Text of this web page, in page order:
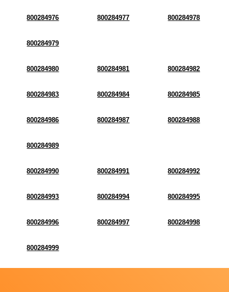
800284976 800284977 800284978
800284979
800284980 800284981 800284982
800284983 800284984 800284985
800284986 800284987 800284988
800284989
800284990 800284991 800284992
800284993 800284994 800284995
800284996 800284997 800284998
800284999